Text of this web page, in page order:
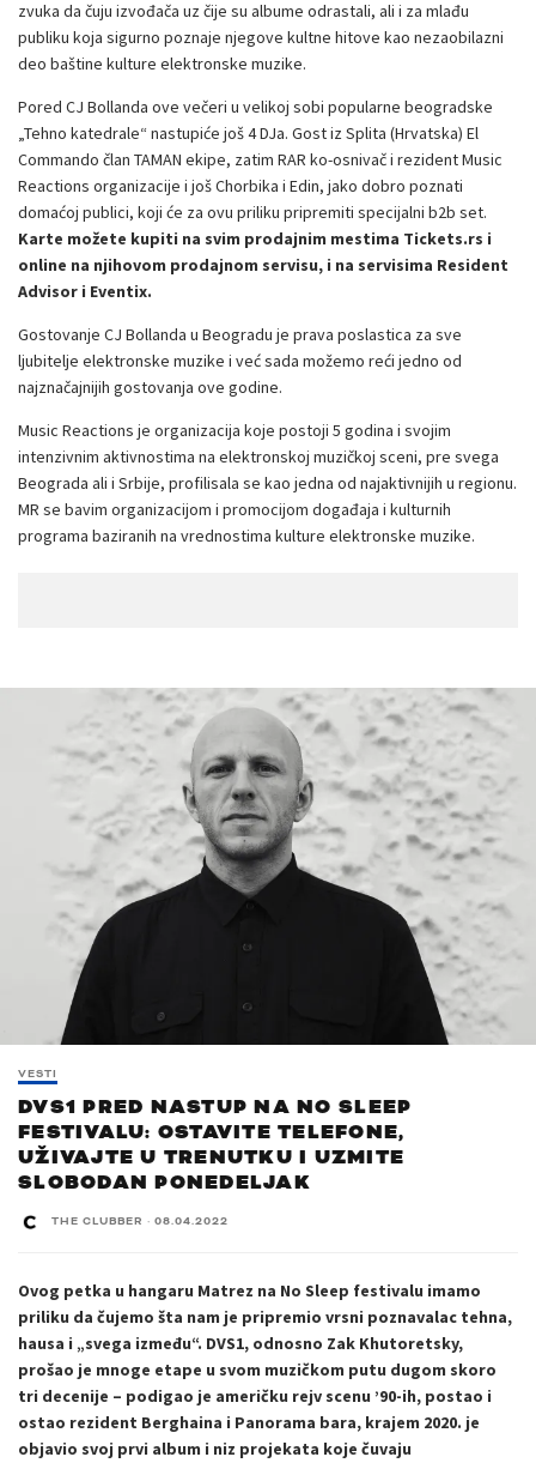
zvuka da čuju izvođača uz čije su albume odrastali, ali i za mlađu
publiku koja sigurno poznaje njegove kultne hitove kao nezaobilazni
deo baštine kulture elektronske muzike.
Pored CJ Bollanda ove večeri u velikoj sobi popularne beogradske
„Tehno katedrale“ nastupiće još 4 DJa. Gost iz Splita (Hrvatska) El
Commando član TAMAN ekipe, zatim RAR ko-osnivač i rezident Music
Reactions organizacije i još Chorbika i Edin, jako dobro poznati
domaćoj publici, koji će za ovu priliku pripremiti specijalni b2b set.
Karte možete kupiti na svim prodajnim mestima Tickets.rs i
online na njihovom prodajnom servisu, i na servisima Resident
Advisor i Eventix.
Gostovanje CJ Bollanda u Beogradu je prava poslastica za sve
ljubitelje elektronske muzike i već sada možemo reći jedno od
najznačajnijih gostovanja ove godine.
Music Reactions je organizacija koje postoji 5 godina i svojim
intenzivnim aktivnostima na elektronskoj muzičkoj sceni, pre svega
Beograda ali i Srbije, profilisala se kao jedna od najaktivnijih u regionu.
MR se bavim organizacijom i promocijom događaja i kulturnih
programa baziranih na vrednostima kulture elektronske muzike.
VESTI
DVS1 PRED NASTUP NA NO SLEEP
FESTIVALU: OSTAVITE TELEFONE,
UŽIVAJTE U TRENUTKU I UZMITE
SLOBODAN PONEDELJAK
THE CLUBBER · 08.04.2022
Ovog petka u hangaru Matrez na No Sleep festivalu imamo
priliku da čujemo šta nam je pripremio vrsni poznavalac tehna,
hausa i „svega između“. DVS1, odnosno Zak Khutoretsky,
prošao je mnoge etape u svom muzičkom putu dugom skoro
tri decenije – podigao je američku rejv scenu ’90-ih, postao i
ostao rezident Berghaina i Panorama bara, krajem 2020. je
objavio svoj prvi album i niz projekata koje čuvaju